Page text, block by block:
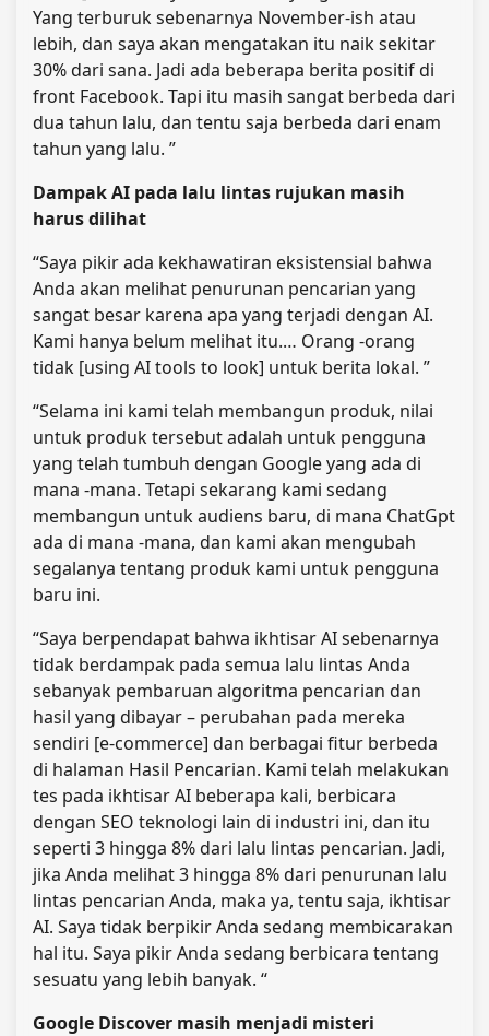
Yang terburuk sebenarnya November-ish atau
lebih, dan saya akan mengatakan itu naik sekitar
30% dari sana. Jadi ada beberapa berita positif di
front Facebook. Tapi itu masih sangat berbeda dari
dua tahun lalu, dan tentu saja berbeda dari enam
tahun yang lalu. ”
Dampak AI pada lalu lintas rujukan masih
harus dilihat
“Saya pikir ada kekhawatiran eksistensial bahwa
Anda akan melihat penurunan pencarian yang
sangat besar karena apa yang terjadi dengan AI.
Kami hanya belum melihat itu.… Orang -orang
tidak [using AI tools to look] untuk berita lokal. ”
“Selama ini kami telah membangun produk, nilai
untuk produk tersebut adalah untuk pengguna
yang telah tumbuh dengan Google yang ada di
mana -mana. Tetapi sekarang kami sedang
membangun untuk audiens baru, di mana ChatGpt
ada di mana -mana, dan kami akan mengubah
segalanya tentang produk kami untuk pengguna
baru ini.
“Saya berpendapat bahwa ikhtisar AI sebenarnya
tidak berdampak pada semua lalu lintas Anda
sebanyak pembaruan algoritma pencarian dan
hasil yang dibayar – perubahan pada mereka
sendiri [e-commerce] dan berbagai fitur berbeda
di halaman Hasil Pencarian. Kami telah melakukan
tes pada ikhtisar AI beberapa kali, berbicara
dengan SEO teknologi lain di industri ini, dan itu
seperti 3 hingga 8% dari lalu lintas pencarian. Jadi,
jika Anda melihat 3 hingga 8% dari penurunan lalu
lintas pencarian Anda, maka ya, tentu saja, ikhtisar
AI. Saya tidak berpikir Anda sedang membicarakan
hal itu. Saya pikir Anda sedang berbicara tentang
sesuatu yang lebih banyak. “
Google Discover masih menjadi misteri